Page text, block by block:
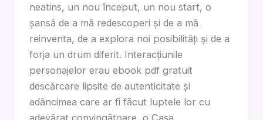
neatins, un nou început, un nou start, o
șansă de a mă redescoperi și de a mă
reinventa, de a explora noi posibilități și de a
forja un drum diferit. Interacțiunile
personajelor erau ebook pdf gratuit
descărcare lipsite de autenticitate și
adâncimea care ar fi făcut luptele lor cu
adevărat convingătoare, o Casa